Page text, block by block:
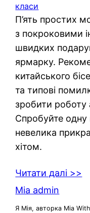
класи
П’ять простих
з покроковими
швидких
ярмарку.
китайського
та типові
зробити
Спробуйте одну
невелика
хітом.
Читати далі >>
Mia admin
Я Мія, авторка Mia